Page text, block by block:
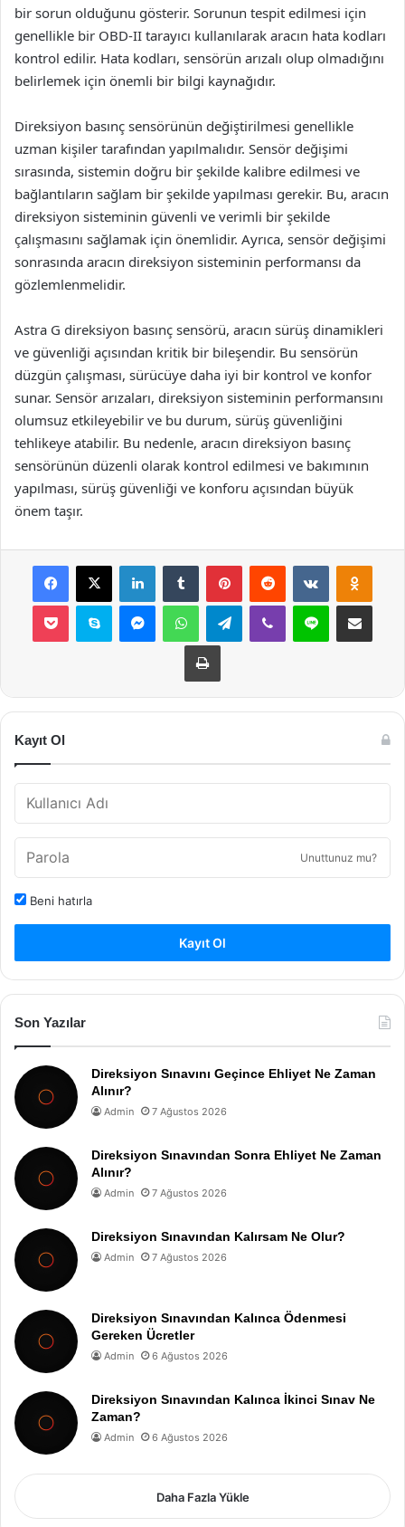
bir sorun olduğunu gösterir. Sorunun tespit edilmesi için
genellikle bir OBD-II tarayıcı kullanılarak aracın hata kodları
kontrol edilir. Hata kodları, sensörün arızalı olup olmadığını
belirlemek için önemli bir bilgi kaynağıdır.
Direksiyon basınç sensörünün değiştirilmesi genellikle
uzman kişiler tarafından yapılmalıdır. Sensör değişimi
sırasında, sistemin doğru bir şekilde kalibre edilmesi ve
bağlantıların sağlam bir şekilde yapılması gerekir. Bu, aracın
direksiyon sisteminin güvenli ve verimli bir şekilde
çalışmasını sağlamak için önemlidir. Ayrıca, sensör değişimi
sonrasında aracın direksiyon sisteminin performansı da
gözlemlenmelidir.
Astra G direksiyon basınç sensörü, aracın sürüş dinamikleri
ve güvenliği açısından kritik bir bileşendir. Bu sensörün
düzgün çalışması, sürücüye daha iyi bir kontrol ve konfor
sunar. Sensör arızaları, direksiyon sisteminin performansını
olumsuz etkileyebilir ve bu durum, sürüş güvenliğini
tehlikeye atabilir. Bu nedenle, aracın direksiyon basınç
sensörünün düzenli olarak kontrol edilmesi ve bakımının
yapılması, sürüş güvenliği ve konforu açısından büyük
önem taşır.
Facebook
X LinkedInTumblr PinterestReddit VKontakte
Pocket Skype MessengerWhatsAppTelegramViber Line E-Posta ile
Yazdır
Kayıt Ol
Unuttunuz mu?
Beni hatırla
Kayıt Ol
Son Yazılar
Direksiyon Sınavını Geçince Ehliyet Ne Zaman
Alınır?
Admin 7 Ağustos 2026
Direksiyon Sınavından Sonra Ehliyet Ne Zaman
Alınır?
Admin 7 Ağustos 2026
Direksiyon Sınavından Kalırsam Ne Olur?
Admin 7 Ağustos 2026
Direksiyon Sınavından Kalınca Ödenmesi
Gereken Ücretler
Admin 6 Ağustos 2026
Direksiyon Sınavından Kalınca İkinci Sınav Ne
Zaman?
Admin 6 Ağustos 2026
Daha Fazla Yükle